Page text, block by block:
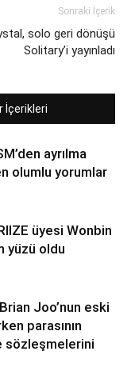
Sonraki İçerik
solo geri dönüşü
Solitary’i yayınladı
İçerikleri
ayrılma
olumlu yorumlar
üyesi Wonbin
yüzü oldu
Joo’nun eski
parasının
sözleşmelerini